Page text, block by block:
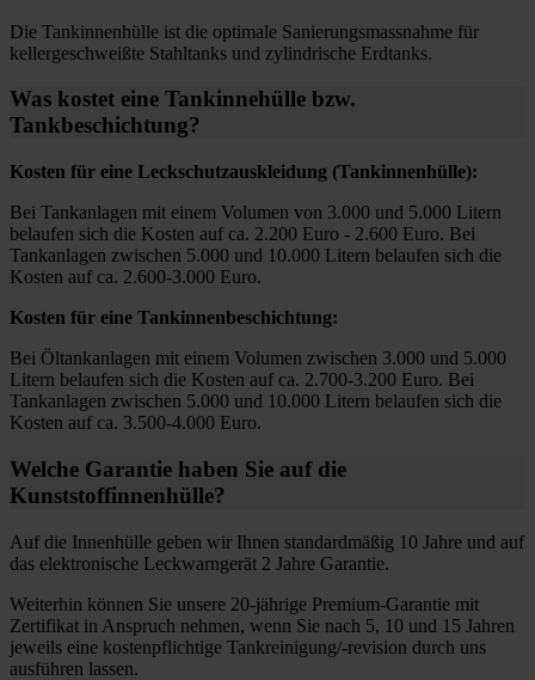
Die Tankinnenhülle ist die optimale Sanierungsmassnahme für
kellergeschweißte Stahltanks und zylindrische Erdtanks.
Was kostet eine Tankinnehülle bzw.
Tankbeschichtung?
Kosten für eine Leckschutzauskleidung (Tankinnenhülle):
Bei Tankanlagen mit einem Volumen von 3.000 und 5.000 Litern
belaufen sich die Kosten auf ca. 2.200 Euro - 2.600 Euro. Bei
Tankanlagen zwischen 5.000 und 10.000 Litern belaufen sich die
Kosten auf ca. 2.600-3.000 Euro.
Kosten für eine Tankinnenbeschichtung:
Bei Öltankanlagen mit einem Volumen zwischen 3.000 und 5.000
Litern belaufen sich die Kosten auf ca. 2.700-3.200 Euro. Bei
Tankanlagen zwischen 5.000 und 10.000 Litern belaufen sich die
Kosten auf ca. 3.500-4.000 Euro.
Welche Garantie haben Sie auf die
Kunststoffinnenhülle?
Auf die Innenhülle geben wir Ihnen standardmäßig 10 Jahre und auf
das elektronische Leckwarngerät 2 Jahre Garantie.
Weiterhin können Sie unsere 20-jährige Premium-Garantie mit
Zertifikat in Anspruch nehmen, wenn Sie nach 5, 10 und 15 Jahren
jeweils eine kostenpflichtige Tankreinigung/-revision durch uns
ausführen lassen.